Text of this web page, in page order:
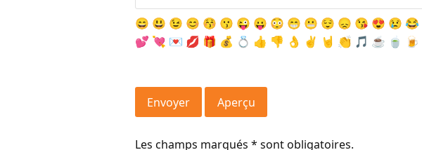
😄 😃 😉 😊 😚 😗 😜 😛 😳 😁 😬 😌 😞 😘 😍 😢 😂
💕 💘 💌 💋 🎁 💰 💍 👍 👎 👌 ✌️ 🤘 👏 🎵 ☕️ 🍵 🍺
Les champs marqués * sont obligatoires.